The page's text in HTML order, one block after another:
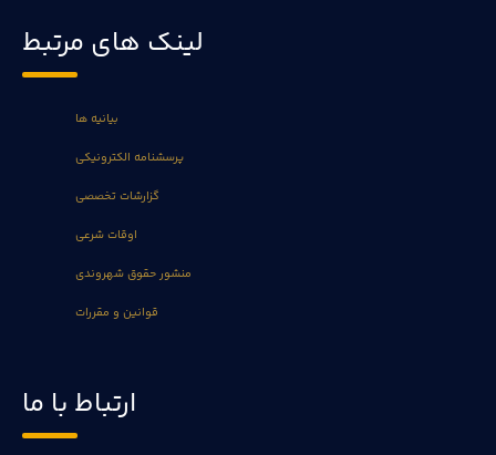
لینک های مرتبط
بیانیه ها
پرسشنامه الکترونیکی
گزارشات تخصصی
اوقات شرعی
منشور حقوق شهروندی
قوانین و مقررات
ارتباط با ما